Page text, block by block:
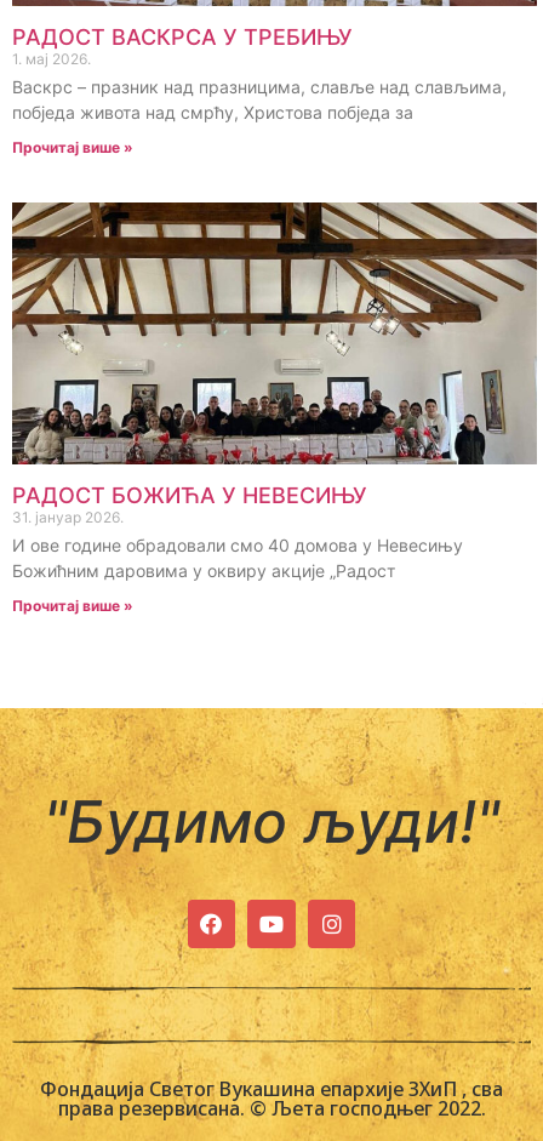
РАДОСТ ВАСКРСА У ТРЕБИЊУ
1. мај 2026.
Васкрс – празник над празницима, славље над слављима,
побједа живота над смрћу, Христова побједа за
Прочитај више »
РАДОСТ БОЖИЋА У НЕВЕСИЊУ
31. јануар 2026.
И ове године обрадовали смо 40 домова у Невесињу
Божићним даровима у оквиру акције „Радост
Прочитај више »
"Будимо људи!"
Фондација Светог Вукашина епархије ЗХиП , сва
права резервисана. © Љета господњег 2022.